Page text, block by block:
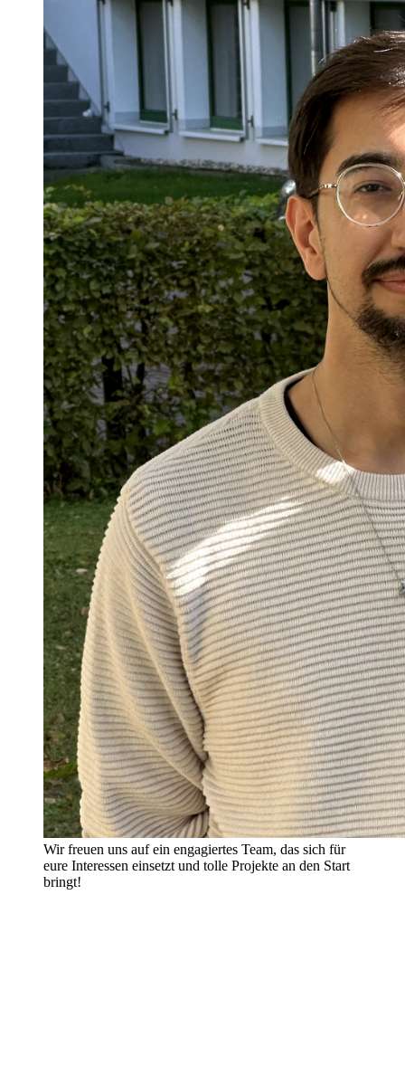
Wir freuen uns auf ein engagiertes Team, das sich für
eure Interessen einsetzt und tolle Projekte an den Start
bringt!